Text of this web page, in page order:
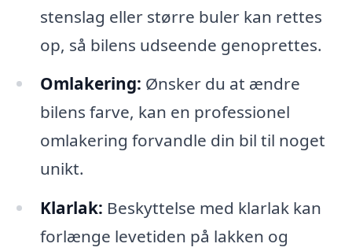
stenslag eller større buler kan rettes
op, så bilens udseende genoprettes.
Omlakering: Ønsker du at ændre
bilens farve, kan en professionel
omlakering forvandle din bil til noget
unikt.
Klarlak: Beskyttelse med klarlak kan
forlænge levetiden på lakken og